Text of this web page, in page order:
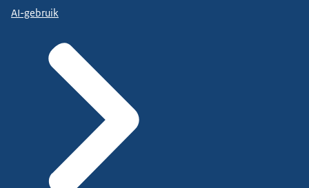
AI-gebruik